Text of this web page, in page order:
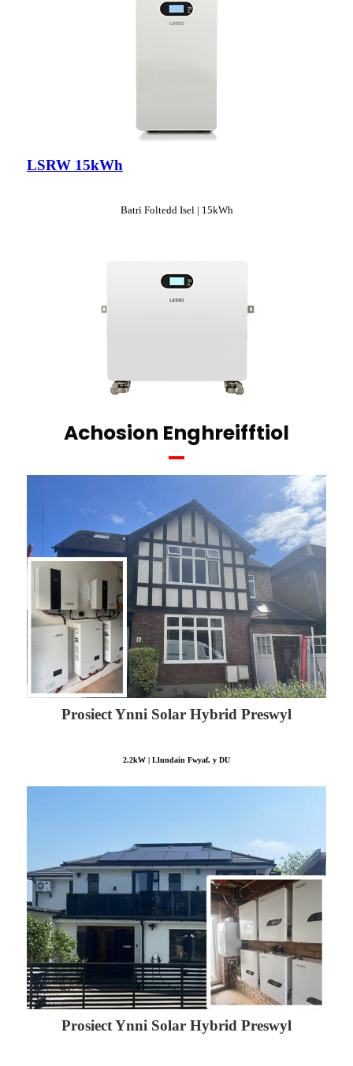
LSRW 15kWh
Batri Foltedd Isel | 15kWh
Achosion Enghreifftiol
Prosiect Ynni Solar Hybrid Preswyl
2.2kW | Llundain Fwyaf, y DU
Prosiect Ynni Solar Hybrid Preswyl